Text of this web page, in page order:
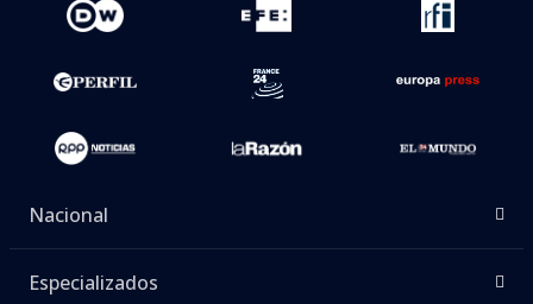
Nacional
Especializados